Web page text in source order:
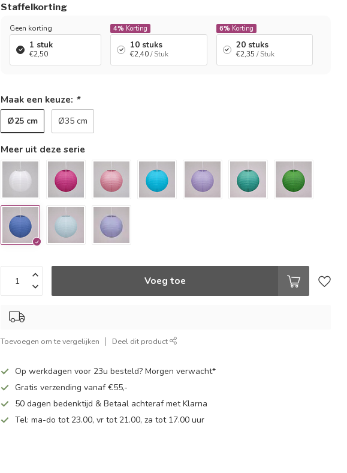
Staffelkorting
Geen korting
1 stuk
€2,50
4% Korting
10 stuks
€2,40 / Stuk
6% Korting
20 stuks
€2,35 / Stuk
Maak een keuze: *
Ø25 cm Ø35 cm
Meer uit deze serie
Voeg toe
Toevoegen om te vergelijken Deel dit product
Op werkdagen voor 23u besteld? Morgen verwacht*
Gratis verzending vanaf €55,-
50 dagen bedenktijd & Betaal achteraf met Klarna
Tel: ma-do tot 23.00, vr tot 21.00, za tot 17.00 uur